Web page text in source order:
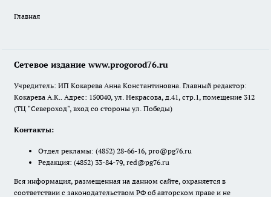
Главная
Сетевое издание www.progorod76.ru
Учредитель: ИП Кокарева Анна Константиновна. Главный редактор:
Кокарева А.К.. Адрес: 150040, ул. Некрасова, д.41, стр.1, помещение 312
(ТЦ "Североход", вход со стороны ул. Победы)
Контакты:
Отдел рекламы: (4852) 28-66-16, pro@pg76.ru
Редакция: (4852) 33-84-79, red@pg76.ru
Вся информация, размещенная на данном сайте, охраняется в
соответствии с законодательством РФ об авторском праве и не